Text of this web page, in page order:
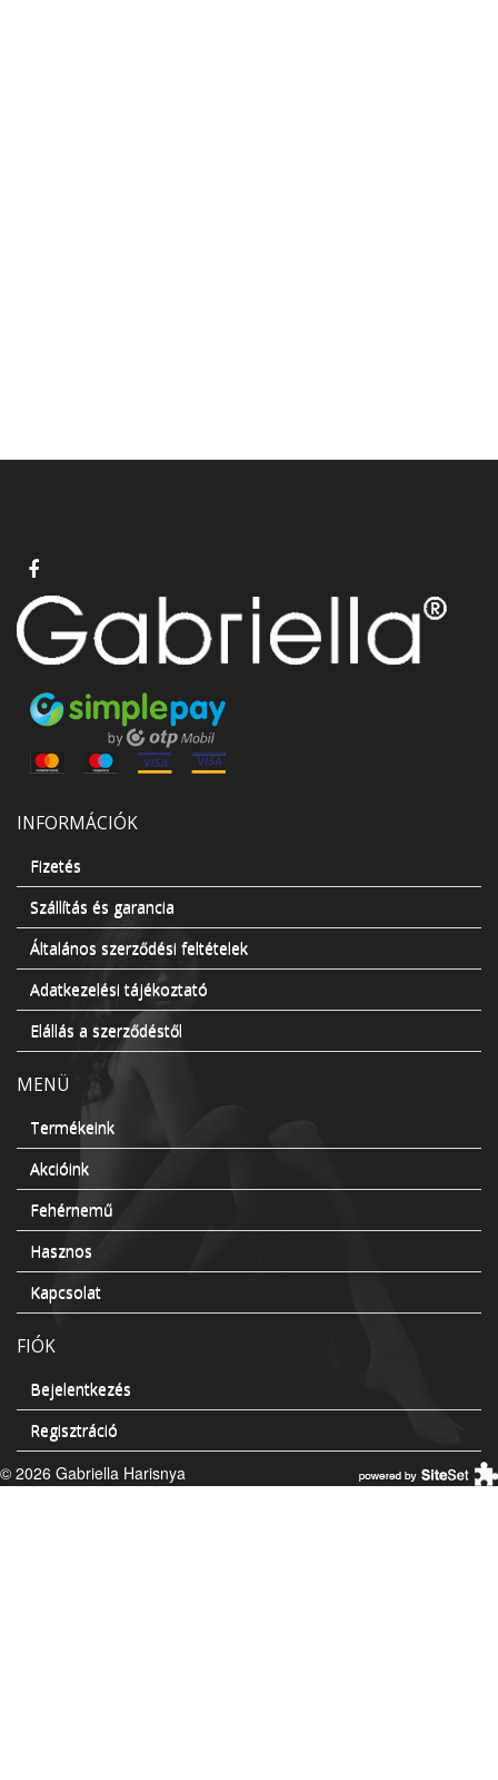
INFORMÁCIÓK
Fizetés
Szállítás és garancia
Általános szerződési feltételek
Adatkezelési tájékoztató
Elállás a szerződéstől
MENÜ
Termékeink
Akcióink
Fehérnemű
Hasznos
Kapcsolat
FIÓK
Bejelentkezés
Regisztráció
© 2026 Gabriella Harisnya